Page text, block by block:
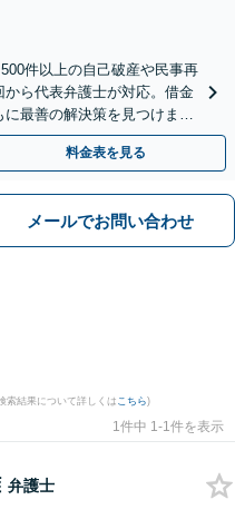
件以上の自己破産や民事再
ら代表弁護士が対応。借金
最善の解決策を見つけまし
】
料金表を見る
メールでお問い合わせ
索結果について詳しくは こちら)
1件中 1-1件を表示
弁護士